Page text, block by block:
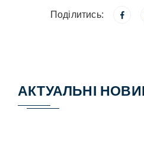
Поділитись:
АКТУАЛЬНІ